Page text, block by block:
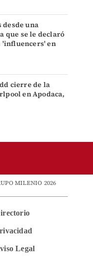
desde una
que se le declaró
'influencers' en
cierre de la
en Apodaca,
MILENIO 2026
Legal